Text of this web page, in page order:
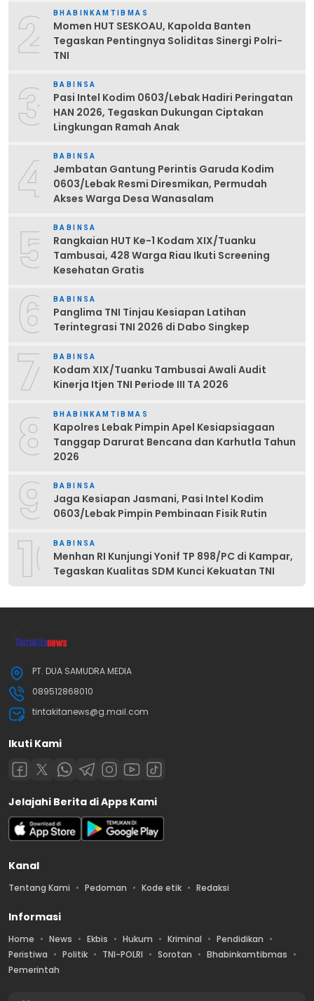
2 BHABINKAMTIBMAS
Momen HUT SESKOAU, Kapolda Banten
Tegaskan Pentingnya Soliditas Sinergi Polri-
TNI
3 BABINSA
Pasi Intel Kodim 0603/Lebak Hadiri Peringatan
HAN 2026, Tegaskan Dukungan Ciptakan
Lingkungan Ramah Anak
4 BABINSA
Jembatan Gantung Perintis Garuda Kodim
0603/Lebak Resmi Diresmikan, Permudah
Akses Warga Desa Wanasalam
5 BABINSA
Rangkaian HUT Ke-1 Kodam XIX/Tuanku
Tambusai, 428 Warga Riau Ikuti Screening
Kesehatan Gratis
6 BABINSA
Panglima TNI Tinjau Kesiapan Latihan
Terintegrasi TNI 2026 di Dabo Singkep
7 BABINSA
Kodam XIX/Tuanku Tambusai Awali Audit
Kinerja Itjen TNI Periode III TA 2026
8 BHABINKAMTIBMAS
Kapolres Lebak Pimpin Apel Kesiapsiagaan
Tanggap Darurat Bencana dan Karhutla Tahun
2026
9 BABINSA
Jaga Kesiapan Jasmani, Pasi Intel Kodim
0603/Lebak Pimpin Pembinaan Fisik Rutin
10BABINSA
Menhan RI Kunjungi Yonif TP 898/PC di Kampar,
Tegaskan Kualitas SDM Kunci Kekuatan TNI
PT. DUA SAMUDRA MEDIA
089512868010
tintakitanews@g.mail.com
Ikuti Kami
Jelajahi Berita di Apps Kami
Kanal
Tentang Kami Pedoman Kode etik Redaksi
Informasi
Home News Ekbis Hukum Kriminal
Pendidikan
Peristiwa
Politik TNI-POLRI Sorotan
Bhabinkamtibmas
Pemerintah